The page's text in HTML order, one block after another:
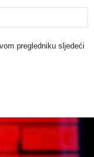
pregledniku sljedeći